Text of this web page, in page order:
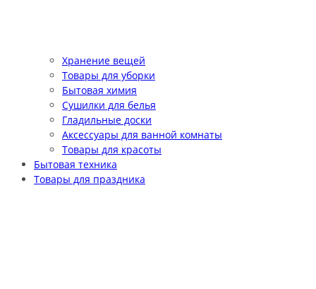
Хранение вещей
Товары для уборки
Бытовая химия
Сушилки для белья
Гладильные доски
Аксессуары для ванной комнаты
Товары для красоты
Бытовая техника
Товары для праздника